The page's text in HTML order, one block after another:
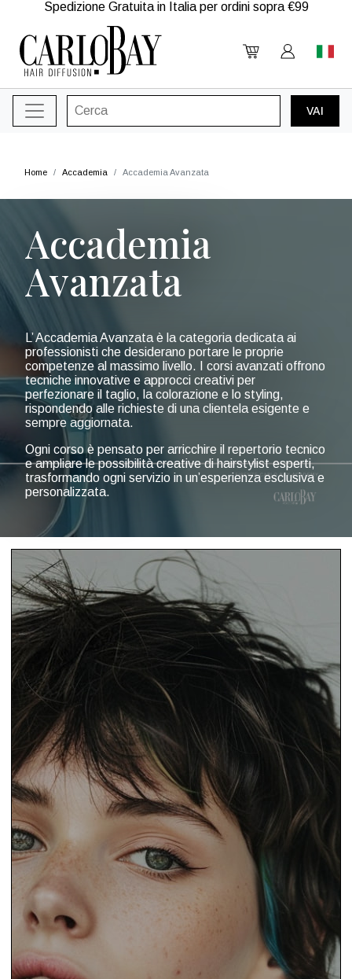
Spedizione Gratuita in Italia per ordini sopra €99
Home Accademia Accademia Avanzata
Accademia
Avanzata
L’ Accademia Avanzata è la categoria dedicata ai
professionisti che desiderano portare le proprie
competenze al massimo livello. I corsi avanzati offrono
tecniche innovative e approcci creativi per
perfezionare il taglio, la colorazione e lo styling,
rispondendo alle richieste di una clientela esigente e
sempre aggiornata.
Ogni corso è pensato per arricchire il repertorio tecnico
e ampliare le possibilità creative di hairstylist esperti,
trasformando ogni servizio in un’esperienza esclusiva e
personalizzata.